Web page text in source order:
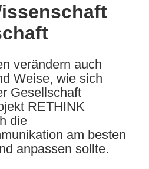
verändern auch
Weise, wie sich
Gesellschaft
RETHINK
die
am besten
anpassen sollte.